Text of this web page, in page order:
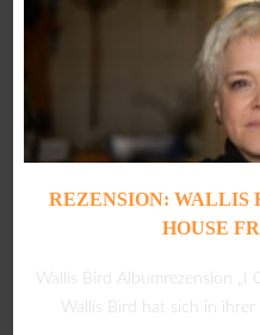
REZENSION: WALLIS
HOUSE
Wallis Bird Albumrezension „I
Wallis Bird hat sich in ihrer